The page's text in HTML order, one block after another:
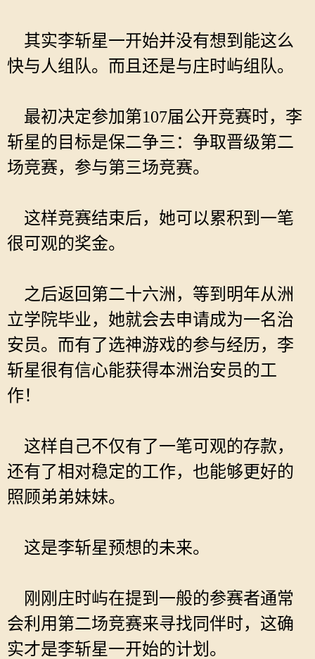
其实李斩星一开始并没有想到能这么
快与人组队。而且还是与庄时屿组队。
最初决定参加第107届公开竞赛时，李
斩星的目标是保二争三：争取晋级第二
场竞赛，参与第三场竞赛。
这样竞赛结束后，她可以累积到一笔
很可观的奖金。
之后返回第二十六洲，等到明年从洲
立学院毕业，她就会去申请成为一名治
安员。而有了选神游戏的参与经历，李
斩星很有信心能获得本洲治安员的工
作！
这样自己不仅有了一笔可观的存款，
还有了相对稳定的工作，也能够更好的
照顾弟弟妹妹。
这是李斩星预想的未来。
刚刚庄时屿在提到一般的参赛者通常
会利用第二场竞赛来寻找同伴时，这确
实才是李斩星一开始的计划。